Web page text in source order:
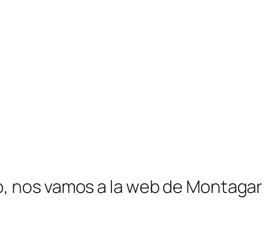
vamos a la web de